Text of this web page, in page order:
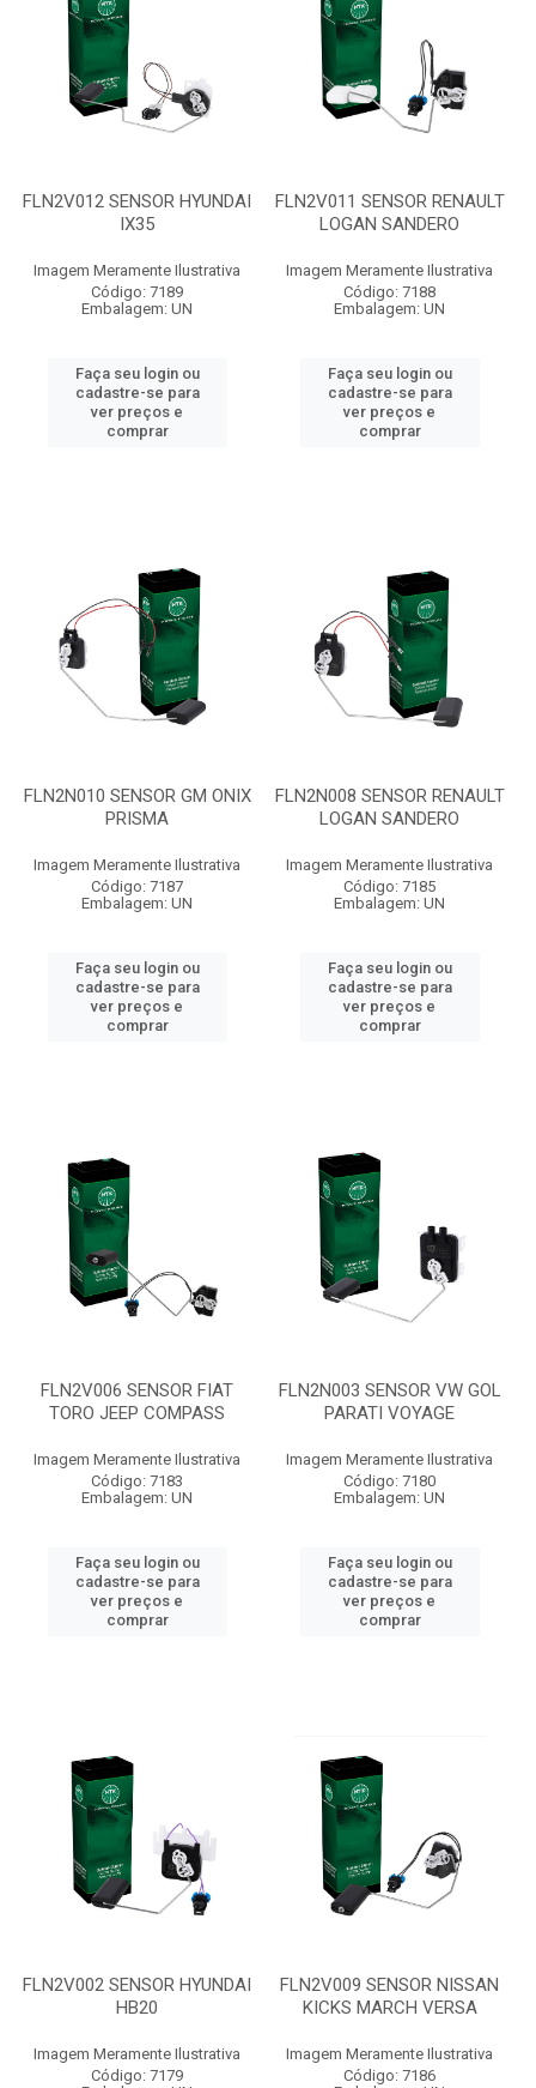
FLN2V012 SENSOR HYUNDAI
IX35
Imagem Meramente Ilustrativa
Código: 7189
Embalagem: UN
Faça seu login ou
cadastre-se para
ver preços e
comprar
FLN2V011 SENSOR RENAULT
LOGAN SANDERO
Imagem Meramente Ilustrativa
Código: 7188
Embalagem: UN
Faça seu login ou
cadastre-se para
ver preços e
comprar
FLN2N010 SENSOR GM ONIX
PRISMA
Imagem Meramente Ilustrativa
Código: 7187
Embalagem: UN
Faça seu login ou
cadastre-se para
ver preços e
comprar
FLN2N008 SENSOR RENAULT
LOGAN SANDERO
Imagem Meramente Ilustrativa
Código: 7185
Embalagem: UN
Faça seu login ou
cadastre-se para
ver preços e
comprar
FLN2V006 SENSOR FIAT
TORO JEEP COMPASS
Imagem Meramente Ilustrativa
Código: 7183
Embalagem: UN
Faça seu login ou
cadastre-se para
ver preços e
comprar
FLN2N003 SENSOR VW GOL
PARATI VOYAGE
Imagem Meramente Ilustrativa
Código: 7180
Embalagem: UN
Faça seu login ou
cadastre-se para
ver preços e
comprar
FLN2V002 SENSOR HYUNDAI
HB20
Imagem Meramente Ilustrativa
Código: 7179
FLN2V009 SENSOR NISSAN
KICKS MARCH VERSA
Imagem Meramente Ilustrativa
Código: 7186